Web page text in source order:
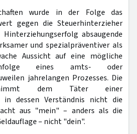
wurde in der Folge das
gegen die Steuerhinterzieher
absaugende
und spezialpräventiver als
Aussicht auf eine mögliche
eines amts- oder
jahrelangen Prozesses. Die
nimmt dem Täter einer
in dessen Verständnis nicht die
aus "mein" – anders als die
– nicht "dein".